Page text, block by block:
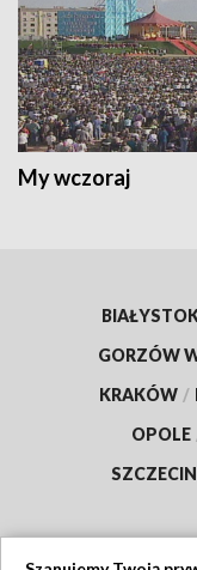
My wczoraj
GORZÓW
KRAKÓW /
OPOLE
SZCZECIN